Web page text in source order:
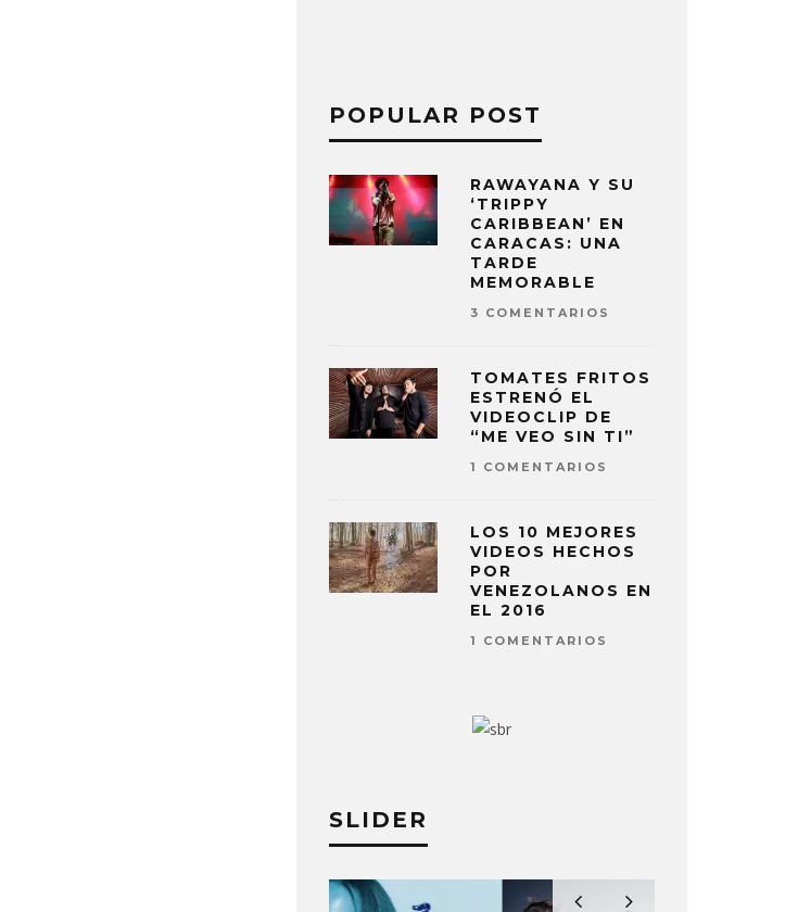
POPULAR POST
RAWAYANA Y SU
‘TRIPPY
CARIBBEAN’ EN
CARACAS: UNA
TARDE
MEMORABLE
3 COMENTARIOS
TOMATES FRITOS
ESTRENÓ EL
VIDEOCLIP DE
“ME VEO SIN TI”
1 COMENTARIOS
LOS 10 MEJORES
VIDEOS HECHOS
POR
VENEZOLANOS EN
EL 2016
1 COMENTARIOS
SLIDER